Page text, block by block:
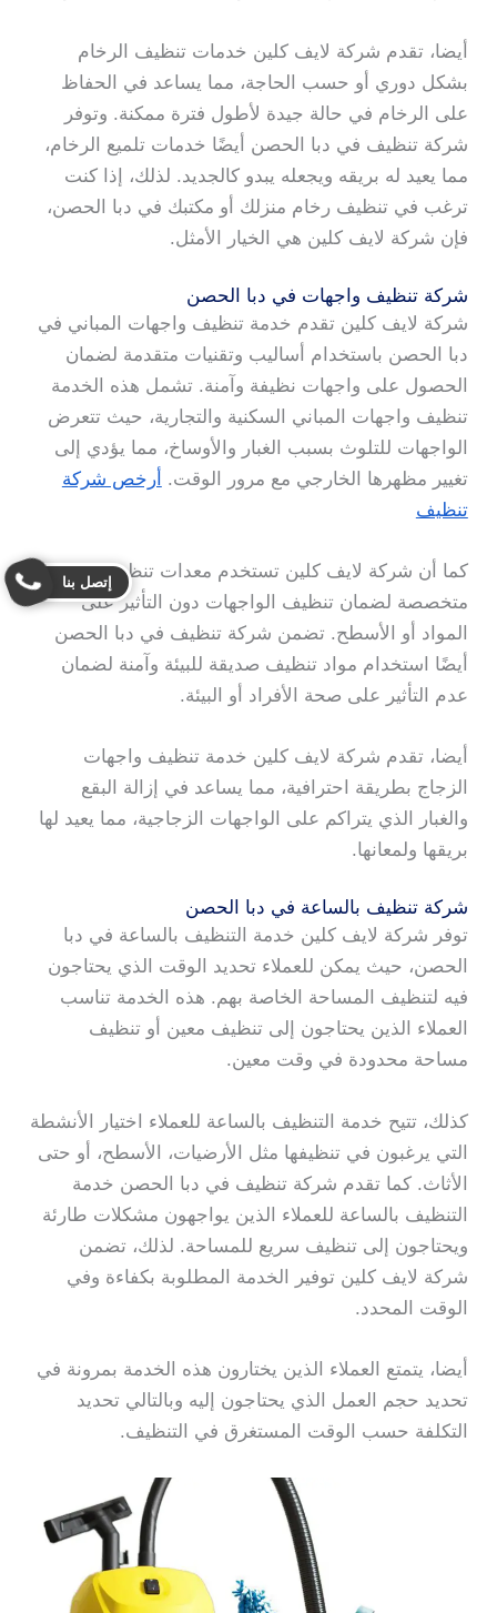
أيضا، تقدم شركة لايف كلين خدمات تنظيف الرخام
بشكل دوري أو حسب الحاجة، مما يساعد في الحفاظ
على الرخام في حالة جيدة لأطول فترة ممكنة. وتوفر
شركة تنظيف في دبا الحصن أيضًا خدمات تلميع الرخام،
مما يعيد له بريقه ويجعله يبدو كالجديد. لذلك، إذا كنت
ترغب في تنظيف رخام منزلك أو مكتبك في دبا الحصن،
فإن شركة لايف كلين هي الخيار الأمثل.
شركة تنظيف واجهات في دبا الحصن
شركة لايف كلين تقدم خدمة تنظيف واجهات المباني في
دبا الحصن باستخدام أساليب وتقنيات متقدمة لضمان
الحصول على واجهات نظيفة وآمنة. تشمل هذه الخدمة
تنظيف واجهات المباني السكنية والتجارية، حيث تتعرض
الواجهات للتلوث بسبب الغبار والأوساخ، مما يؤدي إلى
تغيير مظهرها الخارجي مع مرور الوقت. أرخص شركة
تنظيف
كما أن شركة لايف كلين تستخدم معدات تنظيف
متخصصة لضمان تنظيف الواجهات دون التأثير على
المواد أو الأسطح. تضمن شركة تنظيف في دبا الحصن
أيضًا استخدام مواد تنظيف صديقة للبيئة وآمنة لضمان
عدم التأثير على صحة الأفراد أو البيئة.
أيضا، تقدم شركة لايف كلين خدمة تنظيف واجهات
الزجاج بطريقة احترافية، مما يساعد في إزالة البقع
والغبار الذي يتراكم على الواجهات الزجاجية، مما يعيد لها
بريقها ولمعانها.
شركة تنظيف بالساعة في دبا الحصن
توفر شركة لايف كلين خدمة التنظيف بالساعة في دبا
الحصن، حيث يمكن للعملاء تحديد الوقت الذي يحتاجون
فيه لتنظيف المساحة الخاصة بهم. هذه الخدمة تناسب
العملاء الذين يحتاجون إلى تنظيف معين أو تنظيف
مساحة محدودة في وقت معين.
كذلك، تتيح خدمة التنظيف بالساعة للعملاء اختيار الأنشطة
التي يرغبون في تنظيفها مثل الأرضيات، الأسطح، أو حتى
الأثاث. كما تقدم شركة تنظيف في دبا الحصن خدمة
التنظيف بالساعة للعملاء الذين يواجهون مشكلات طارئة
ويحتاجون إلى تنظيف سريع للمساحة. لذلك، تضمن
شركة لايف كلين توفير الخدمة المطلوبة بكفاءة وفي
الوقت المحدد.
أيضا، يتمتع العملاء الذين يختارون هذه الخدمة بمرونة في
تحديد حجم العمل الذي يحتاجون إليه وبالتالي تحديد
التكلفة حسب الوقت المستغرق في التنظيف.
إتصل بنا